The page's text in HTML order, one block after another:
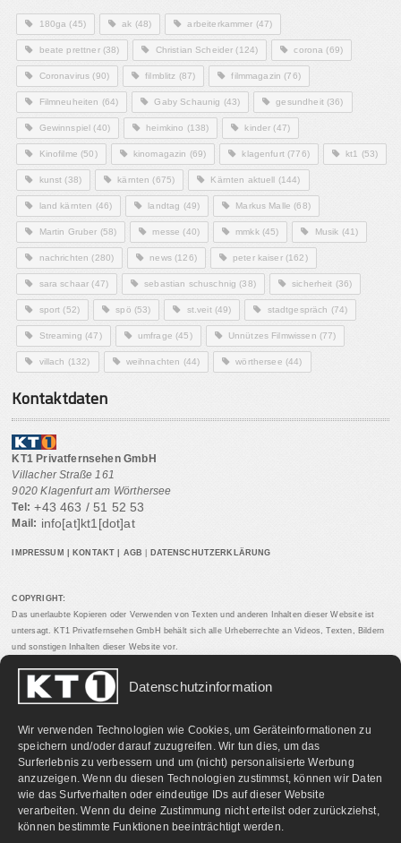
Datenschutzinformation
Wir verwenden Technologien wie Cookies, um Geräteinformationen zu
speichern und/oder darauf zuzugreifen. Wir tun dies, um das
Surferlebnis zu verbessern und um (nicht) personalisierte Werbung
anzuzeigen. Wenn du diesen Technologien zustimmst, können wir Daten
wie das Surfverhalten oder eindeutige IDs auf dieser Website
verarbeiten. Wenn du deine Zustimmung nicht erteilst oder zurückziehst,
können bestimmte Funktionen beeinträchtigt werden.
180ga (45) ak (48) arbeiterkammer (47)
beate prettner(38) Christian Scheider (124) corona (69)
Coronavirus (90) filmblitz (87) filmmagazin (76)
Filmneuheiten (64) Gaby Schaunig (43) gesundheit(36)
Gewinnspiel (40) heimkino (138) kinder (47)
Kinofilme (50) kinomagazin (69) klagenfurt(776) kt1 (53)
kunst (38) kärnten (675) Kärnten aktuell (144)
land kärnten (46) landtag (49) Markus Malle (68)
Martin Gruber (58) messe (40) mmkk(45) Musik (41)
nachrichten (280) news(126) peter kaiser(162)
sara schaar (47) sebastian schuschnig (38) sicherheit (36)
sport (52) spö (53) st.veit(49) stadtgespräch (74)
Streaming (47) umfrage (45) Unnützes Filmwissen (77)
villach (132) weihnachten (44) wörthersee (44)
Kontaktdaten
KT1 Privatfernsehen GmbH
Villacher Straße 161
9020 Klagenfurt am Wörthersee
Tel: +43 463 / 51 52 53
Mail: info[at]kt1[dot]at
IMPRESSUM KONTAKT AGB DATENSCHUTZERKLÄRUNG
COPYRIGHT:
Das unerlaubte Kopieren oder Verwenden von Texten und anderen Inhalten dieser Website ist
untersagt. KT1 Privatfernsehen GmbH behält sich alle Urheberrechte an Videos, Texten, Bildern
und sonstigen Inhalten dieser Website vor.
PARTNERLINKS: